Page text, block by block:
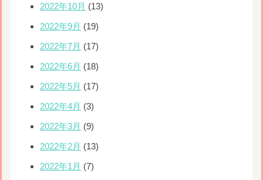
2022年10月 (13)
2022年9月 (19)
2022年7月 (17)
2022年6月 (18)
2022年5月 (17)
2022年4月 (3)
2022年3月 (9)
2022年2月 (13)
2022年1月 (7)